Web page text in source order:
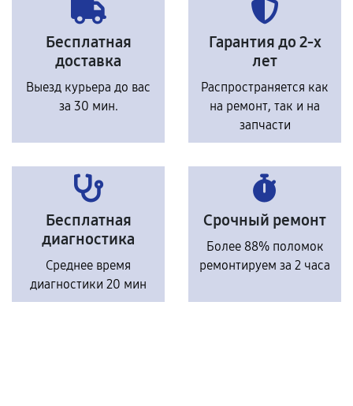
Бесплатная
доставка
Выезд курьера до вас
за 30 мин.
Гарантия до 2-х
лет
Распространяется как
на ремонт, так и на
запчасти
Бесплатная
диагностика
Среднее время
диагностики 20 мин
Срочный ремонт
Более 88% поломок
ремонтируем за 2 часа